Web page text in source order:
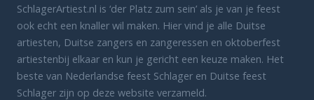
SchlagerArtiest.nl is ‘der Platz zum sein’ als je van je feest
ook echt een knaller wil maken. Hier vind je alle Duitse
artiesten, Duitse zangers en zangeressen en oktoberfest
artiestenbij elkaar en kun je gericht een keuze maken. Het
beste van Nederlandse feest Schlager en Duitse feest
Schlager zijn op deze website verzameld.